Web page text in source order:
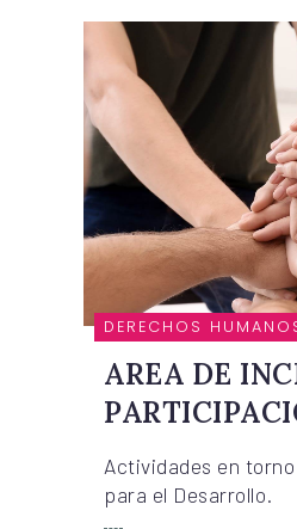
DERECHOS
AREA DE
Actividades en
para el Desarrollo.